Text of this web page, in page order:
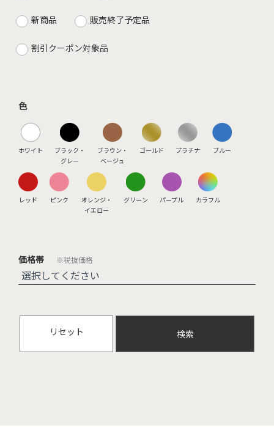
新商品 販売終了予定品
割引クーポン対象品
色
ホワイト
ブラック・
グレー
ブラウン・
ベージュ
ゴールド プラチナ ブルー
レッド ピンク
オレンジ・
イエロー
グリーン パープル カラフル
価格帯 ※税抜価格
リセット